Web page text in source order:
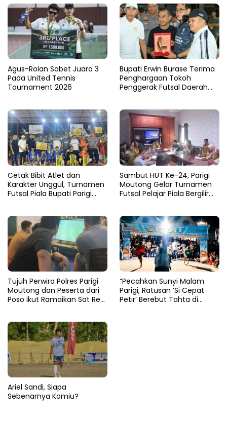
Agus-Rolan Sabet Juara 3
Pada United Tennis
Tournament 2026
Bupati Erwin Burase Terima
Penghargaan Tokoh
Penggerak Futsal Daerah
Cetak Bibit Atlet dan
Karakter Unggul, Turnamen
Futsal Piala Bupati Parigi
Sambut HUT Ke-24, Parigi
Moutong Gelar Turnamen
Futsal Pelajar Piala Bergilir
Tujuh Perwira Polres Parigi
Moutong dan Peserta dari
Poso ikut Ramaikan Sat Res
“Pecahkan Sunyi Malam
Parigi, Ratusan ‘Si Cepat
Petir’ Berebut Tahta di
Ariel Sandi, Siapa
Sebenarnya Komiu?